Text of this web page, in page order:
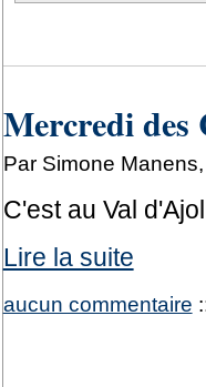
Mercredi des
Par Simone
C'est au Val d'Ajol
Lire la suite
aucun commentaire